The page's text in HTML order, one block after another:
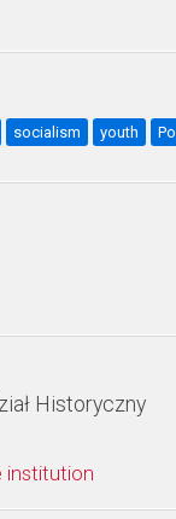
socialism youth
Historyczny
institution